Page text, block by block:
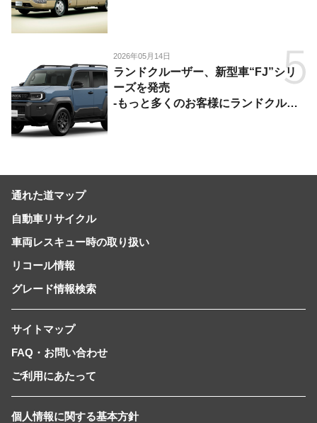
2026年05月14日
ランドクルーザー、新型車“FJ”シリ
ーズを発売
-もっと多くのお客様にランドクルー
通れた道マップ
自動車リサイクル
車両レスキュー時の取り扱い
リコール情報
グレード情報検索
サイトマップ
FAQ・お問い合わせ
ご利用にあたって
個人情報に関する基本方針